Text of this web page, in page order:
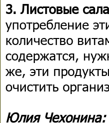
3. Листовые
употребление
количество
содержатся,
же, эти
очистить
Юлия Чехонина: